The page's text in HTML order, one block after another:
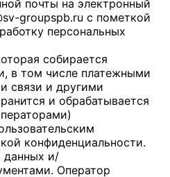
почты на электронный
groupspb.ru с пометкой
персональных
собирается
в том числе платежными
связи и другими
и обрабатывается
конфиденциальности.
данных и/
Оператор